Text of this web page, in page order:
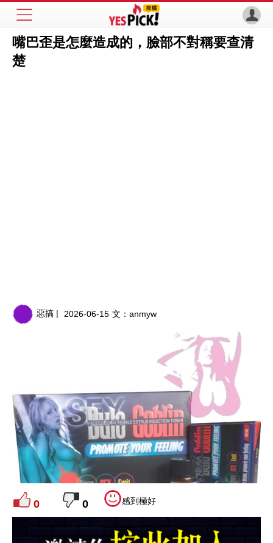
嘴巴歪是怎麼造成的，臉部不對稱要查清
楚
惡搞 | 2026-06-15 文： anmyw
0 0 感到極好